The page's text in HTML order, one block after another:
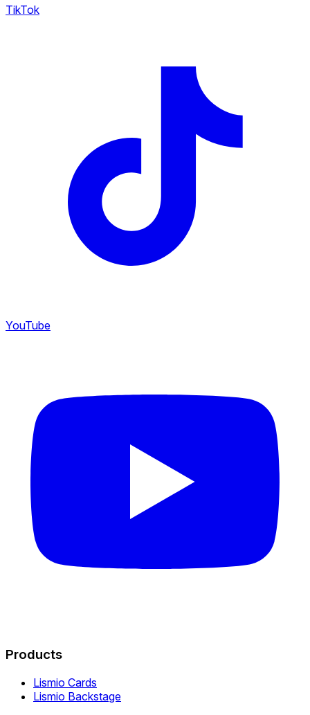
TikTok
YouTube
Products
Lismio Cards
Lismio Backstage